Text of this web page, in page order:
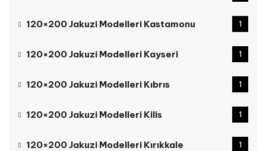
120×200 Jakuzi Modelleri Kastamonu 1
120×200 Jakuzi Modelleri Kayseri 1
120×200 Jakuzi Modelleri Kıbrıs 1
120×200 Jakuzi Modelleri Kilis 1
120×200 Jakuzi Modelleri Kırıkkale 1